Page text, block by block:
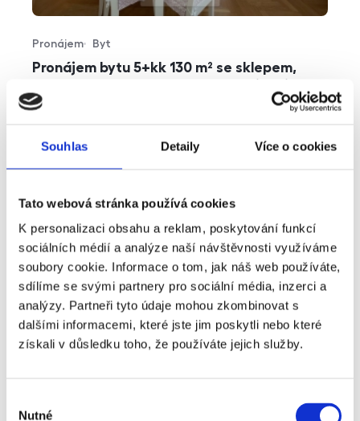
Souhlas Detaily Více o cookies
Tato webová stránka používá cookies
K personalizaci obsahu a reklam, poskytování funkcí
sociálních médií a analýze naší návštěvnosti využíváme
soubory cookie. Informace o tom, jak náš web používáte,
sdílíme se svými partnery pro sociální média, inzerci a
analýzy. Partneři tyto údaje mohou zkombinovat s
dalšími informacemi, které jste jim poskytli nebo které
získali v důsledku toho, že používáte jejich služby.
Nutné
Pronájem bytu 5+kk 130 m² se sklepem,
Typ nabídky
Pronájem
Typ nemovitosti
Byt
funkce
parkování sklep výtah
cena
49 000 Kč